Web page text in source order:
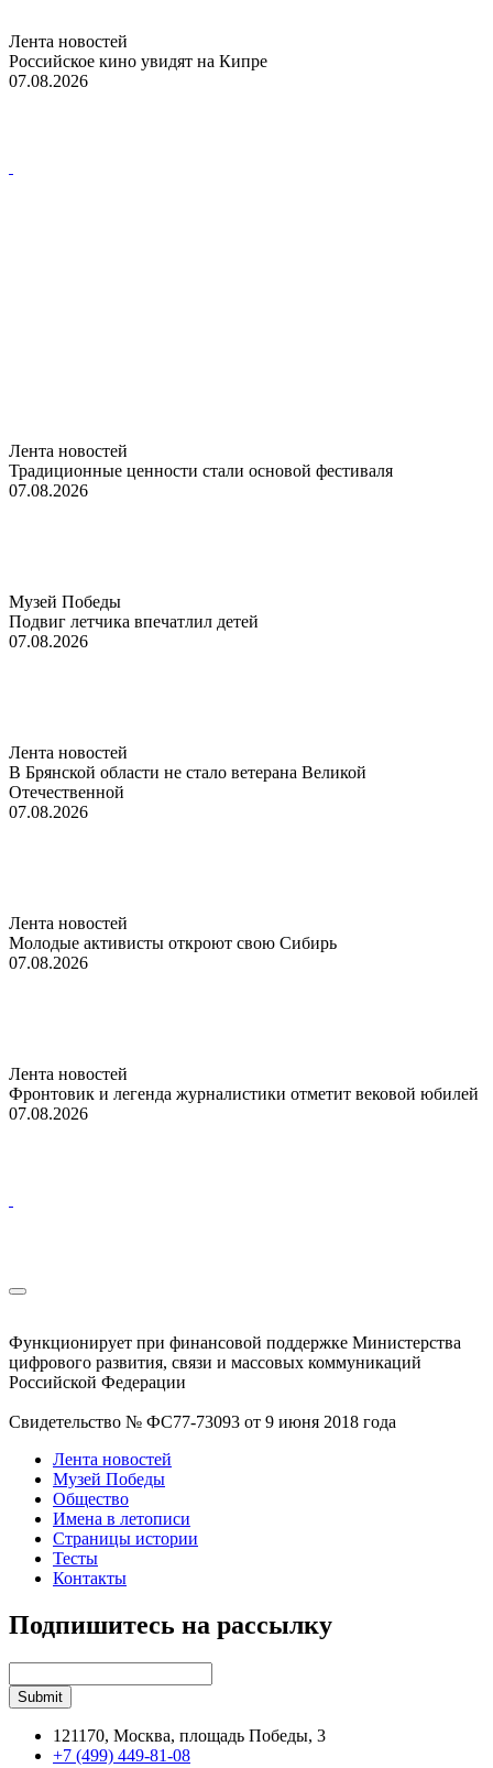
Лента новостей
Российское кино увидят на Кипре
07.08.2026
Лента новостей
Традиционные ценности стали основой фестиваля
07.08.2026
Музей Победы
Подвиг летчика впечатлил детей
07.08.2026
Лента новостей
В Брянской области не стало ветерана Великой
Отечественной
07.08.2026
Лента новостей
Молодые активисты откроют свою Сибирь
07.08.2026
Лента новостей
Фронтовик и легенда журналистики отметит вековой юбилей
07.08.2026
Функционирует при финансовой поддержке Министерства
цифрового развития, связи и массовых коммуникаций
Российской Федерации
Свидетельство № ФС77-73093 от 9 июня 2018 года
Лента новостей
Музей Победы
Общество
Имена в летописи
Страницы истории
Тесты
Контакты
Подпишитесь на рассылку
121170, Москва, площадь Победы, 3
+7 (499) 449-81-08